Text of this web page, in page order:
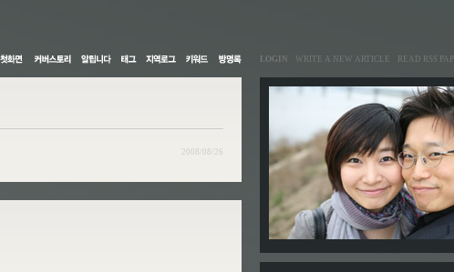
LOGIN WRITE A NEW ARTICLE READ RSS
2008/08/26